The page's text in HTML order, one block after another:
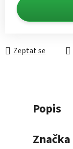
Měrná cena:
Zeptat se
Popis
Značka